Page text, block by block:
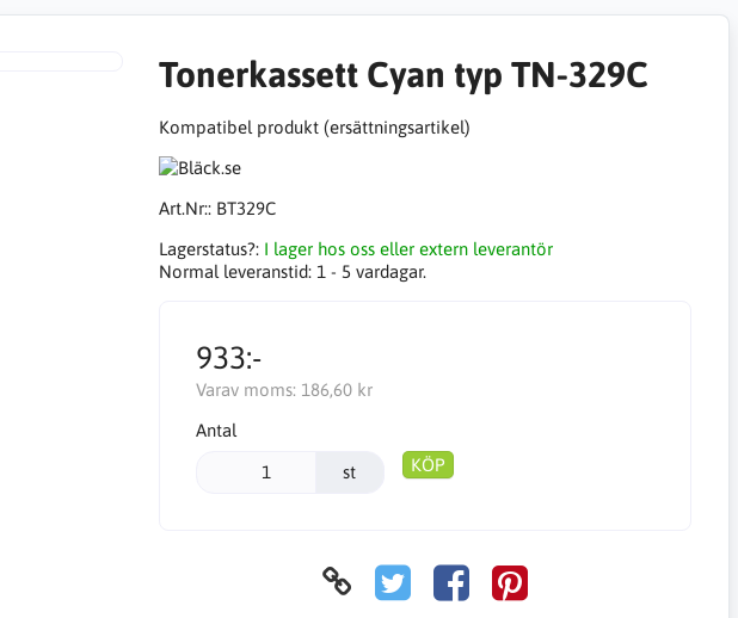
Tonerkassett Cyan typ TN-329C
Kompatibel produkt (ersättningsartikel)
Art.Nr:: BT329C
Lagerstatus?: I lager hos oss eller extern leverantör
Normal leveranstid: 1 - 5 vardagar.
933:-
Varav moms: 186,60 kr
Antal
st KÖP